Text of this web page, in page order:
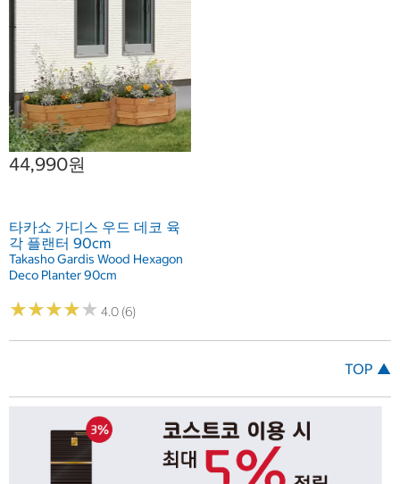
44,990원
타카쇼 가디스 우드 데코 육
각 플랜터 90cm
Takasho Gardis Wood Hexagon
Deco Planter 90cm
★★★★★
★★★★★ 4.0 (6)
TOP ▲